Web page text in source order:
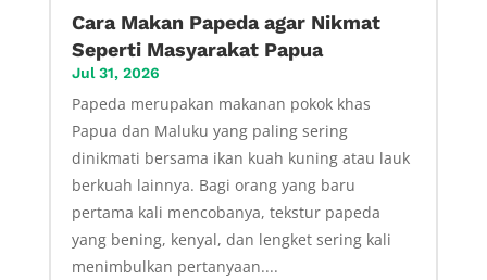
Cara Makan Papeda agar Nikmat
Seperti Masyarakat Papua
Jul 31, 2026
Papeda merupakan makanan pokok khas
Papua dan Maluku yang paling sering
dinikmati bersama ikan kuah kuning atau lauk
berkuah lainnya. Bagi orang yang baru
pertama kali mencobanya, tekstur papeda
yang bening, kenyal, dan lengket sering kali
menimbulkan pertanyaan....